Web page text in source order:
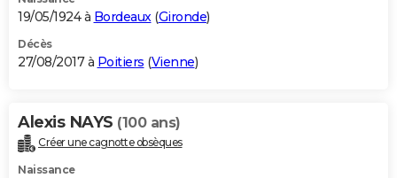
19/05/1924 à Bordeaux(Gironde)
Décès
27/08/2017 à Poitiers (Vienne)
Alexis NAYS (100 ans)
Créer une cagnotte obsèques
Naissance